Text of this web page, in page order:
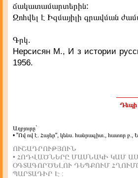
ճակատամարտերին:
Զոհվել է Իզմայիլի գրավման
Գրկ.
Нерсисян М., И з истории
1956.
Դեպի
Աղբյուրը`
• "Ով ով է. Հայեր", կենս. հանրագիտ., հատոր
ՈՒՇԱԴՐՈՒԹՅՈՒՆ
• ՀՈԴՎԱԾՆԵՐԸ ՄԱՍՆԱԿԻ ԿԱՄ
ՕԳՏԱԳՈՐԾԵԼՈՒ ԴԵՊՔՈՒՄ
ՊԱՐՏԱԴԻՐ Է :